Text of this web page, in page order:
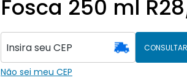
Fosca 250 ml
CONSULTAR
Não sei meu CEP